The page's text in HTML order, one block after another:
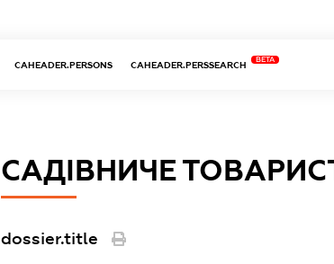
CAHEADER.PERSONS CAHEADER.PERSSEARCH
BETA
САДІВНИЧЕ
dossier.title